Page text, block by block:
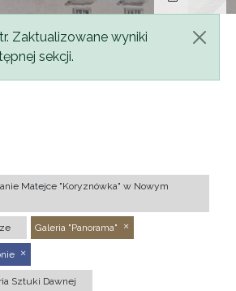
Zaktualizowane wyniki
sekcji.
Matejce "Koryznówka" w Nowym
Galeria "Panorama"
Sztuki Dawnej